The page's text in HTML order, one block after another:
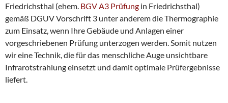
Friedrichsthal (ehem. BGV A3 Prüfung in Friedrichsthal)
gemäß DGUV Vorschrift 3 unter anderem die Thermographie
zum Einsatz, wenn Ihre Gebäude und Anlagen einer
vorgeschriebenen Prüfung unterzogen werden. Somit nutzen
wir eine Technik, die für das menschliche Auge unsichtbare
Infrarotstrahlung einsetzt und damit optimale Prüfergebnisse
liefert.